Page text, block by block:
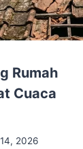
Rumah
Cuaca
2026